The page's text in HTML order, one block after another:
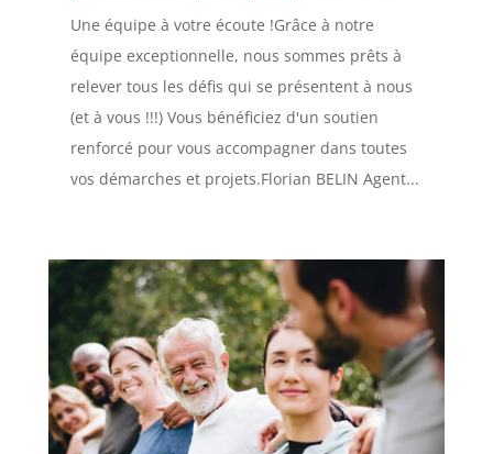
Une équipe à votre écoute !Grâce à notre
équipe exceptionnelle, nous sommes prêts à
relever tous les défis qui se présentent à nous
(et à vous !!!) Vous bénéficiez d'un soutien
renforcé pour vous accompagner dans toutes
vos démarches et projets.Florian BELIN Agent...